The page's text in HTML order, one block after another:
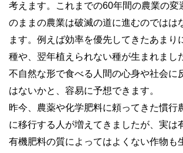
考えます。これまでの60年間の農業の変
のままの農業は破滅の道に進むのではは
ます。例えば効率を優先してきたあまり
種や、翌年植えられない種が生まれまし
不自然な形で食べる人間の心身や社会に
はないかと、容易に予想できます。
昨今、農薬や化学肥料に頼ってきた慣行
に移行する人が増えてきましたが、実は
有機肥料の質によってはよくない作物も